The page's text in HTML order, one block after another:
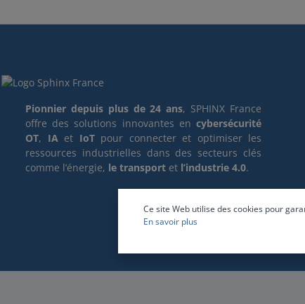
Pionnier depuis plus de 24 ans, SPHINX France
offre des solutions innovantes en cybersécurité
OT, IA et IoT pour connecter et optimiser les
ressources industrielles dans des secteurs clés
comme l’énergie, le transport et l’industrie 4.0.
Ce site Web utilise des cookies pour
En savoir plus